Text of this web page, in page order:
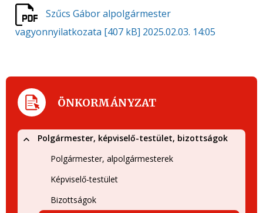
Szűcs Gábor alpolgármester
vagyonnyilatkozata [407 kB] 2025.02.03. 14:05
ÖNKORMÁNYZAT
Polgármester, képviselő-testület, bizottságok
Polgármester, alpolgármesterek
Képviselő-testület
Bizottságok